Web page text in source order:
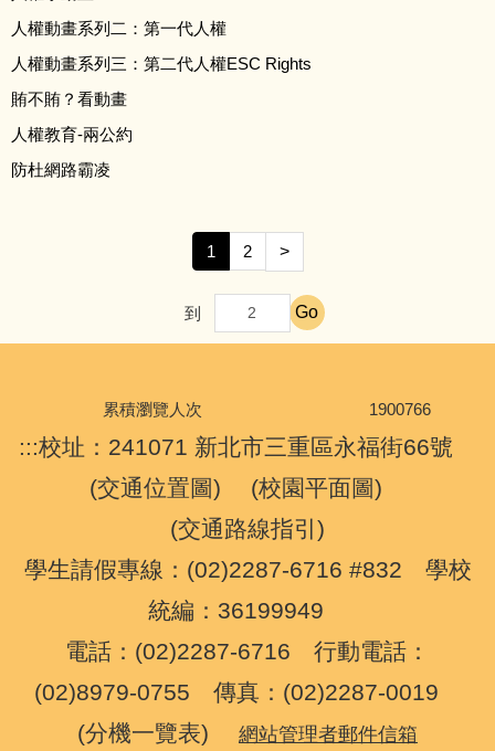
友善校園連結
校園霸凌申訴信箱
學生申訴及再申訴專區
人權動畫系列二：第一代人權
人權動畫系列三：第二代人權ESC Rights
賄不賄？看動畫
人權教育-兩公約
防杜網路霸凌
1 2 >
到 Go
累積瀏覽人次 1900766
:::校址：241071 新北市三重區永福街66號
(交通位置圖) (校園平面圖)
(交通路線指引 )
學生請假專線：(02)2287-6716 #832 學校
統編：36199949
電話：(02)2287-6716 行動電話：
(02)8979-0755 傳真：(02)2287-0019
(分機一覽表) 網站管理者郵件信箱